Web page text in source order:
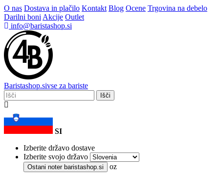
O nas Dostava in plačilo Kontakt Blog Ocene Trgovina na debelo
Darilni boni Akcije Outlet
info@baristashop.si
Baristashop.sivse za bariste
Išči
SI
Izberite državo dostave
Izberite svojo državo
Ostani noter baristashop.si oz